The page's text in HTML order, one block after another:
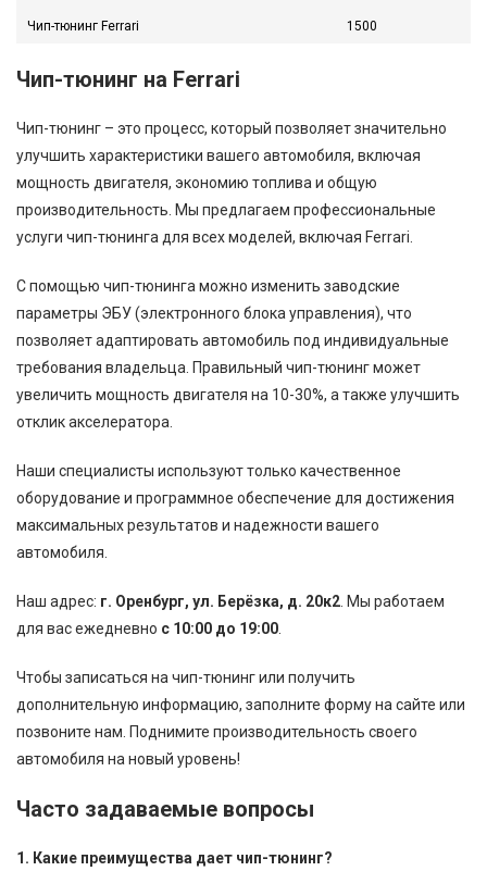
Чип-тюнинг Ferrari 1500
Чип-тюнинг на Ferrari
Чип-тюнинг – это процесс, который позволяет значительно
улучшить характеристики вашего автомобиля, включая
мощность двигателя, экономию топлива и общую
производительность. Мы предлагаем профессиональные
услуги чип-тюнинга для всех моделей, включая Ferrari.
С помощью чип-тюнинга можно изменить заводские
параметры ЭБУ (электронного блока управления), что
позволяет адаптировать автомобиль под индивидуальные
требования владельца. Правильный чип-тюнинг может
увеличить мощность двигателя на 10-30%, а также улучшить
отклик акселератора.
Наши специалисты используют только качественное
оборудование и программное обеспечение для достижения
максимальных результатов и надежности вашего
автомобиля.
Наш адрес: г. Оренбург, ул. Берёзка, д. 20к2 . Мы работаем
для вас ежедневно с 10:00 до 19:00
Чтобы записаться на чип-тюнинг или получить
дополнительную информацию, заполните форму на сайте или
позвоните нам. Поднимите производительность своего
автомобиля на новый уровень!
Часто задаваемые вопросы
1. Какие преимущества дает чип-тюнинг?